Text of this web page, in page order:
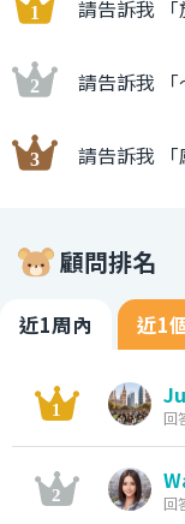
請告訴我 「
請告訴我 「
請告訴我 「
顧問排名
近1周內 近1
回
回